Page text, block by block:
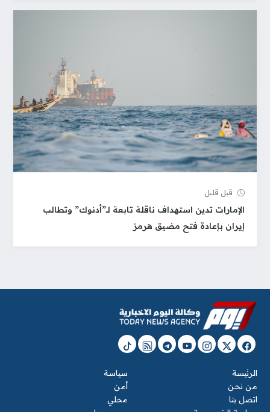
قبل قلیل
الإمارات تدين استهداف ناقلة تابعة لـ”أدنوك” وتطالب
إيران بإعادة فتح مضيق هرمز
الرئيسة
من نحن
اتصل بنا
سياسة
أمن
محلي